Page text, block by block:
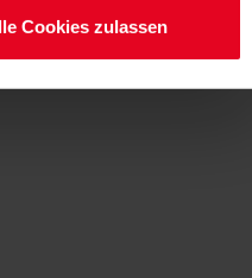
Cookies zulassen